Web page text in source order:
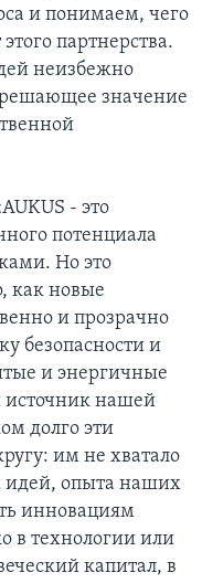
и понимаем, чего
партнерства.
неизбежно
значение
- это
потенциала
Но это
как новые
и прозрачно
безопасности и
и энергичные
источник нашей
долго эти
им не хватало
идей, опыта наших
инновациям
в технологии или
капитал, в